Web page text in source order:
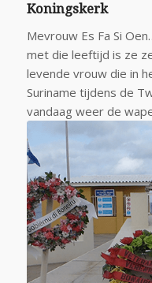
Koningskerk
Mevrouw Es Fa Si
met die leeftijd is ze
levende vrouw die in
Suriname tijdens de
vandaag weer de